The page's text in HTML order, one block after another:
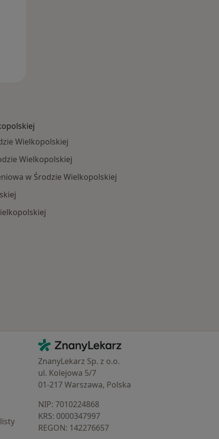
Wielkopolskiej
Wielkopolskiej
w Środzie Wielkopolskiej
Kontakt
ZnanyLekarz - Strona główna
ZnanyLekarz Sp. z o.o.
ul. Kolejowa 5/7
01-217 Warszawa, Polska
NIP: ⁠7010224868
KRS: ⁠0000347997
REGON: ⁠142276657